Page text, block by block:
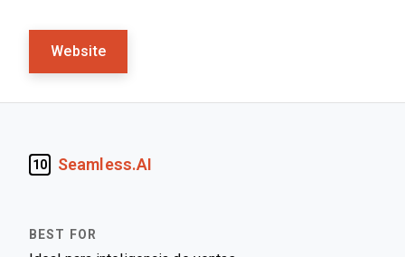
Website
10 Seamless.AI